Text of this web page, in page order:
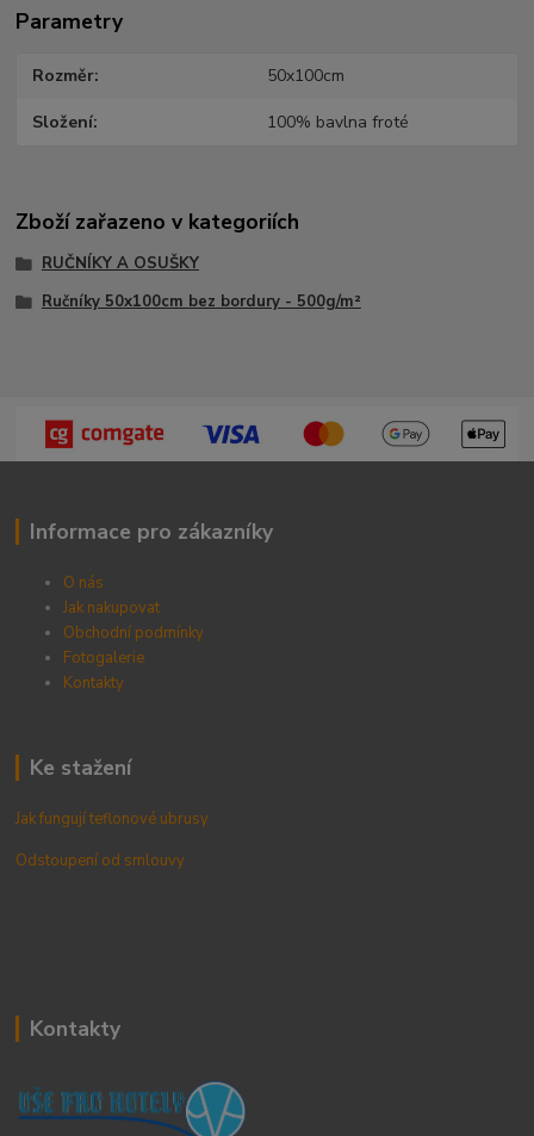
Parametry
Rozměr 50x100cm
Složení 100% bavlna froté
Zboží zařazeno v kategoriích
RUČNÍKY A OSUŠKY
Ručníky 50x100cm bez bordury - 500g/m²
Informace pro zákazníky
O nás
Jak nakupovat
Obchodní podmínky
Fotogalerie
Kontakty
Ke stažení
Jak fungují teflonové ubrusy
Odstoupení od smlouvy
Kontakty